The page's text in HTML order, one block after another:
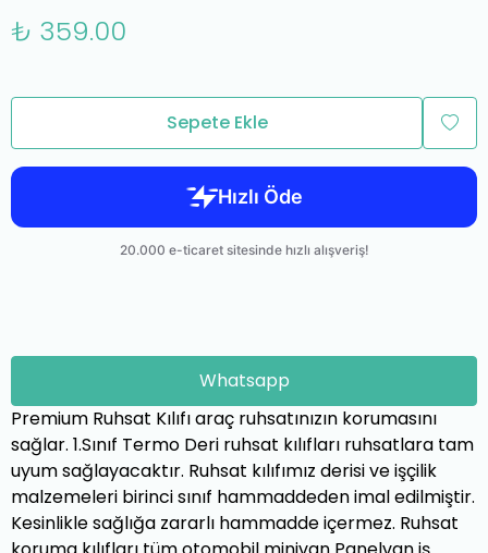
₺ 359.00
Sepete Ekle
Whatsapp
Premium Ruhsat Kılıfı araç ruhsatınızın korumasını
sağlar. 1.Sınıf Termo Deri ruhsat kılıfları ruhsatlara tam
uyum sağlayacaktır. Ruhsat kılıfımız derisi ve işçilik
malzemeleri birinci sınıf hammaddeden imal edilmiştir.
Kesinlikle sağlığa zararlı hammadde içermez. Ruhsat